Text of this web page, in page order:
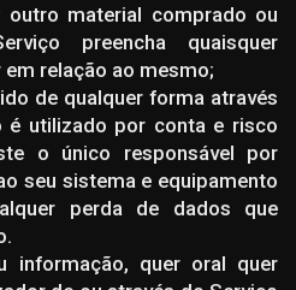
outro material comprado ou
preencha quaisquer
relação ao mesmo;
de qualquer forma através
é utilizado por conta e risco
o único responsável por
seu sistema e equipamento
perda de dados que
informação, quer oral quer